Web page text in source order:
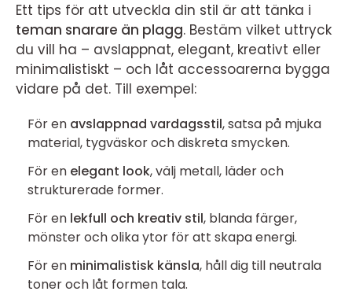
Ett tips för att utveckla din stil är att tänka i
teman snarare än plagg. Bestäm vilket uttryck
du vill ha – avslappnat, elegant, kreativt eller
minimalistiskt – och låt accessoarerna bygga
vidare på det. Till exempel:
För en avslappnad vardagsstil, satsa på mjuka
material, tygväskor och diskreta smycken.
För en elegant look, välj metall, läder och
strukturerade former.
För en lekfull och kreativ stil, blanda färger,
mönster och olika ytor för att skapa energi.
För en minimalistisk känsla, håll dig till neutrala
toner och låt formen tala.